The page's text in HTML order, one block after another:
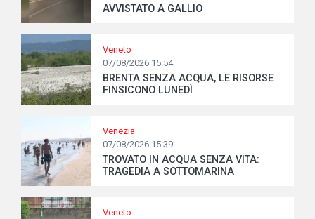
AVVISTATO A GALLIO
Veneto
07/08/2026 15:54
BRENTA SENZA ACQUA, LE RISORSE
FINSICONO LUNEDÌ
Venezia
07/08/2026 15:39
TROVATO IN ACQUA SENZA VITA:
TRAGEDIA A SOTTOMARINA
Veneto